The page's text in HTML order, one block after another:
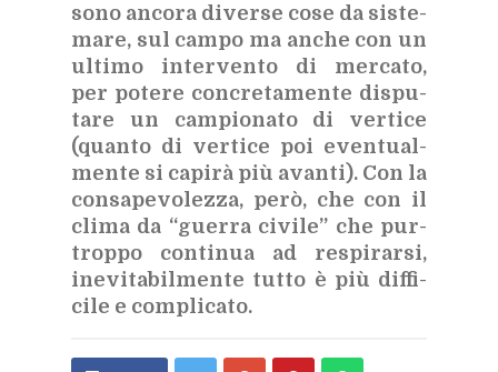
sono an­co­ra di­ver­se cose da si­ste­
ma­re, sul cam­po ma an­che con un
ul­ti­mo in­ter­ven­to di mer­ca­to,
per po­te­re con­cre­ta­men­te di­spu­
ta­re un cam­pio­na­to di ver­ti­ce
(quan­to di ver­ti­ce poi even­tual­
men­te si ca­pi­rà più avan­ti). Con la
con­sa­pe­vo­lez­za, però, che con il
cli­ma da “guer­ra ci­vi­le” che pur­
trop­po con­ti­nua ad re­spi­rar­si,
ine­vi­ta­bil­men­te tut­to è più dif­fi­
ci­le e com­pli­ca­to.